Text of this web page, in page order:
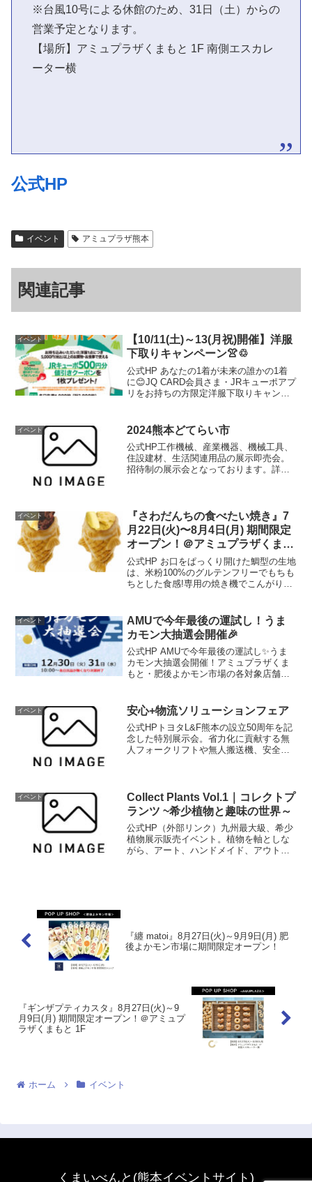
※台風10号による休館のため、31日（土）からの
営業予定となります。
【場所】アミュプラザくまもと 1F 南側エスカレ
ーター横
公式HP
イベント アミュプラザ熊本
関連記事
イベント
【10/11(土)～13(月祝)開催】洋服
下取りキャンペーン👚♲
公式HP あなたの1着が未来の誰かの1着
に😊JQ CARD会員さま・JRキューポアプ
リをお持ちの方限定洋服下取りキャンペ
物・お食事で使えるJRキューポ500円分
イベント 2024熊本どてらい市
公式HP工作機械、産業機器、機械工具、
住設建材、生活関連用品の展示即売会。
招待制の展示会となっております。詳し
イベント
『さわだんちの食べたい焼き』7
月22日(火)〜8月4日(月) 期間限定
オープン！＠アミュプラザくまも
と 1F
公式HP お口をぱっくり開けた鯛型の生地
は、米粉100%のグルテンフリーでもちも
ちとした食感!専用の焼き機でこんがりと
おります。昔ながらのたいやきの良さを
ベースに、見...
イベント
AMUで今年最後の運試し！うま
カモン大抽選会開催🎉
公式HP AMUで今年最後の運試し✨うま
カモン大抽選会開催！アミュプラザくま
もと・肥後よかモン市場の各対象店舗に
回ガラポン抽選会にご参加いただけま
す。■抽選補...
イベント 安心+物流ソリューションフェア
公式HPトヨタL&F熊本の設立50周年を記
念した特別展示会。省力化に貢献する無
人フォークリフトや無人搬送機、安全な
え方」・「安全な職...
イベント
Collect Plants Vol.1｜コレクトプ
ランツ ~希少植物と趣味の世界～
公式HP（外部リンク）九州最大級、希少
植物展示販売イベント。植物を軸としな
がら、アート、ハンドメイド、アウトド
『纏 matoi』8月27日(火)～9月9日(月) 肥
後よかモン市場に期間限定オープン！
『ギンザプティカスタ』8月27日(火)～9
月9日(月) 期間限定オープン！＠アミュプ
ラザくまもと 1F
ホーム イベント
くまいべんと(熊本イベントサイト)